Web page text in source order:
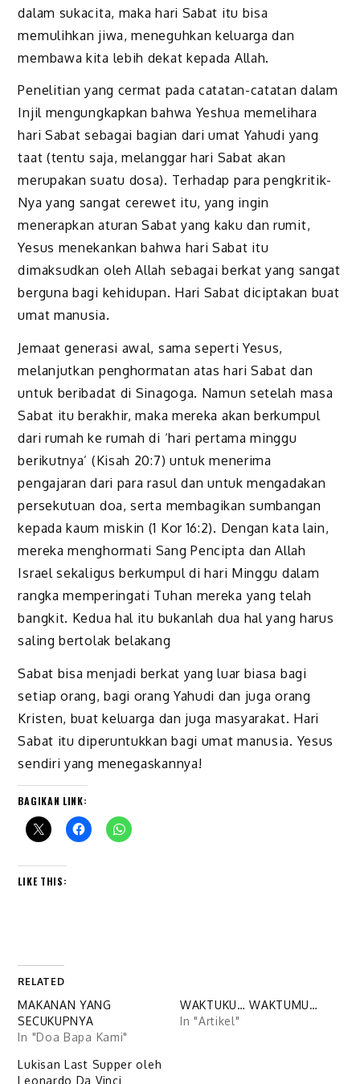
dalam sukacita, maka hari Sabat itu bisa
memulihkan jiwa, meneguhkan keluarga dan
membawa kita lebih dekat kepada Allah.
Penelitian yang cermat pada catatan-catatan dalam
Injil mengungkapkan bahwa Yeshua memelihara
hari Sabat sebagai bagian dari umat Yahudi yang
taat (tentu saja, melanggar hari Sabat akan
merupakan suatu dosa). Terhadap para pengkritik-
Nya yang sangat cerewet itu, yang ingin
menerapkan aturan Sabat yang kaku dan rumit,
Yesus menekankan bahwa hari Sabat itu
dimaksudkan oleh Allah sebagai berkat yang sangat
berguna bagi kehidupan. Hari Sabat diciptakan buat
umat manusia.
Jemaat generasi awal, sama seperti Yesus,
melanjutkan penghormatan atas hari Sabat dan
untuk beribadat di Sinagoga. Namun setelah masa
Sabat itu berakhir, maka mereka akan berkumpul
dari rumah ke rumah di ‘hari pertama minggu
berikutnya’ (Kisah 20:7) untuk menerima
pengajaran dari para rasul dan untuk mengadakan
persekutuan doa, serta membagikan sumbangan
kepada kaum miskin (1 Kor 16:2). Dengan kata lain,
mereka menghormati Sang Pencipta dan Allah
Israel sekaligus berkumpul di hari Minggu dalam
rangka memperingati Tuhan mereka yang telah
bangkit. Kedua hal itu bukanlah dua hal yang harus
saling bertolak belakang
Sabat bisa menjadi berkat yang luar biasa bagi
setiap orang, bagi orang Yahudi dan juga orang
Kristen, buat keluarga dan juga masyarakat. Hari
Sabat itu diperuntukkan bagi umat manusia. Yesus
sendiri yang menegaskannya!
BAGIKAN LINK:
LIKE THIS:
RELATED
MAKANAN YANG
SECUKUPNYA
In "Doa Bapa Kami"
WAKTUKU… WAKTUMU…
In "Artikel"
Lukisan Last Supper oleh
Leonardo Da Vinci